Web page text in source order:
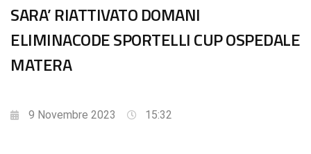
SARA’ RIATTIVATO DOMANI
ELIMINACODE SPORTELLI CUP OSPEDALE
MATERA
9 Novembre 2023 15:32